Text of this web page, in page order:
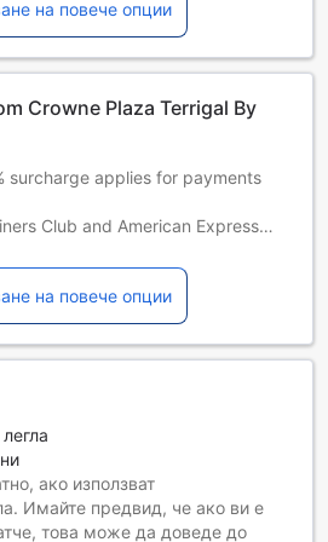
на повече опции
Crowne Plaza Terrigal By
surcharge applies for payments
Club and American Express
на повече опции
ако използват
Имайте предвид, че ако ви е
това може да доведе до